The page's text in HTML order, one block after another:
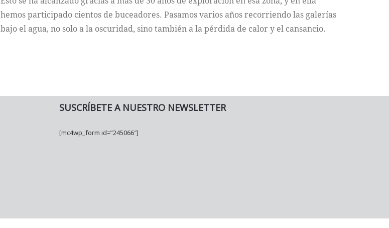
hemos participado cientos de buceadores. Pasamos varios años recorriendo las galerías
bajo el agua, no solo a la oscuridad, sino también a la pérdida de calor y el cansancio.
SUSCRÍBETE A NUESTRO NEWSLETTER
[mc4wp_form id=”245066″]